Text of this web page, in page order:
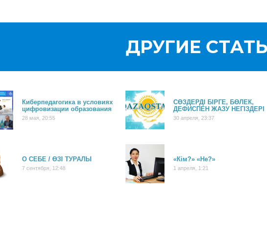
ДРУГИЕ
Киберпедагогика в условиях
цифровизации образования
28 мая, 20:55
СӨЗДЕРДІ БІРГЕ, БӨЛЕК,
ДЕФИСПЕН ЖАЗУ НЕГІЗДЕРІ
30 апреля, 23:37
О СЕБЕ / ӨЗІ ТУРАЛЫ
7 сентября, 12:48
«Кім?» «Не?»
1 апреля, 1:21